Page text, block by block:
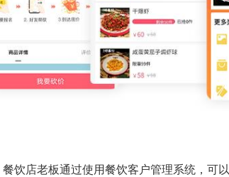
餐饮店老板通过使用餐饮客户管理系统，可